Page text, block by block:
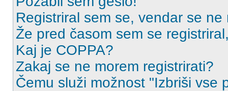
Registriral sem se, vendar se ne
Že pred časom sem se
Kaj je COPPA?
Zakaj se ne morem registrirati?
Čemu služi možnost "Izbriši vse